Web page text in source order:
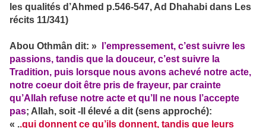
les qualités d’Ahmed p.546-547, Ad Dhahabi dans Les
récits 11/341)
Abou Othmân dit: »
l’empressement, c’est suivre les
passions, tandis que la douceur, c’est suivre la
Tradition, puis lorsque nous avons achevé notre acte,
notre coeur doit être pris de frayeur, par crainte
qu’Allah refuse notre acte et qu’Il ne nous l’accepte
pas; Allah, soit -Il élevé a dit (sens approché):
« ..qui donnent ce qu’ils donnent, tandis que leurs